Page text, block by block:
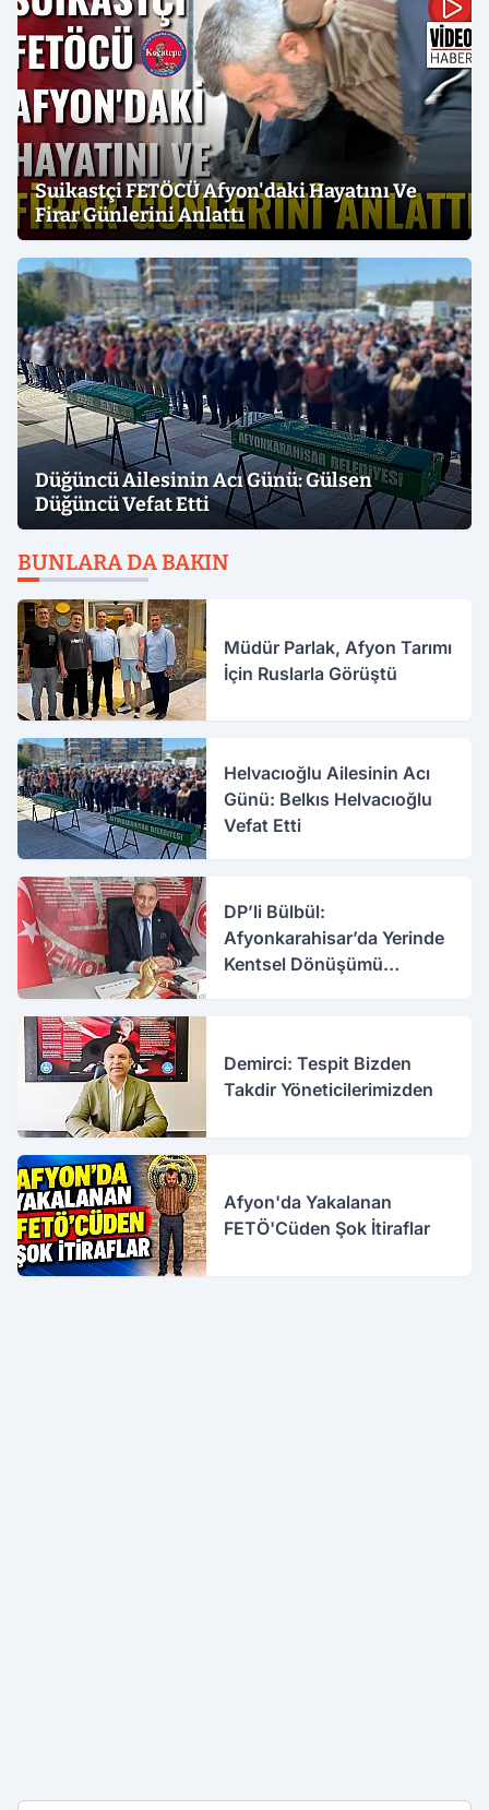
Suikastçi FETÖCÜ Afyon'daki Hayatını Ve
Firar Günlerini Anlattı
Düğüncü Ailesinin Acı Günü: Gülsen
Düğüncü Vefat Etti
BUNLARA DA BAKIN
Müdür Parlak, Afyon Tarımı
İçin Ruslarla Görüştü
Helvacıoğlu Ailesinin Acı
Günü: Belkıs Helvacıoğlu
Vefat Etti
DP’li Bülbül:
Afyonkarahisar’da Yerinde
Kentsel Dönüşümü
Demirci: Tespit Bizden
Takdir Yöneticilerimizden
Afyon'da Yakalanan
FETÖ'Cüden Şok İtiraflar